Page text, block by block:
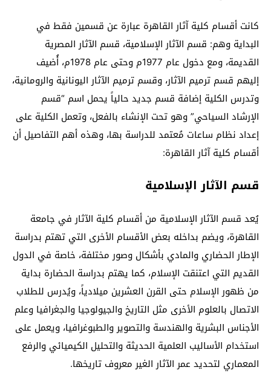
كانت أقسام كلية آثار القاهرة عبارة عن قسمين فقط في
البداية وهم: قسم الآثار الإسلامية، قسم الآثار المصرية
القديمة، ومع دخول عام 1977م وحتى عام 1978م، أُضيف
إليهم قسم ترميم الآثار، وقسم ترميم الآثار اليونانية والرومانية،
وتدرس الكلية إضافة قسم جديد حالياً يحمل اسم “قسم
الإرشاد السياحي” وهو تحت الإنشاء بالفعل، وتعمل الكلية على
إعداد نظام ساعات مُعتمد للدراسة بها، وهذه أهم التفاصيل أن
أقسام كلية آثار القاهرة:
قسم الآثار الإسلامية
يُعد قسم الآثار الإسلامية من أقسام كلية الآثار في جامعة
القاهرة، ويضم بداخله بعض الأقسام الأخرى التي تهتم بدراسة
الإطار الحضاري والمادي بأشكال وصور مختلفة، خاصة في الدول
القديم التي اعتنقت الإسلام، كما يهتم بدراسة الحضارة بداية
من ظهور الإسلام حتى القرن العشرين ميلادياً، ويُدرس للطلاب
الاتصال بالعلوم الأخرى مثل التاريخ والجيولوجيا والجغرافيا وعلم
الأجناس البشرية والهندسة والتصوير والطبوغرافيا، ويعمل على
استخدام الأساليب العلمية الحديثة والتحليل الكيميائي والرفع
المعماري لتحديد عمر الآثار الغير معروف تاريخها.